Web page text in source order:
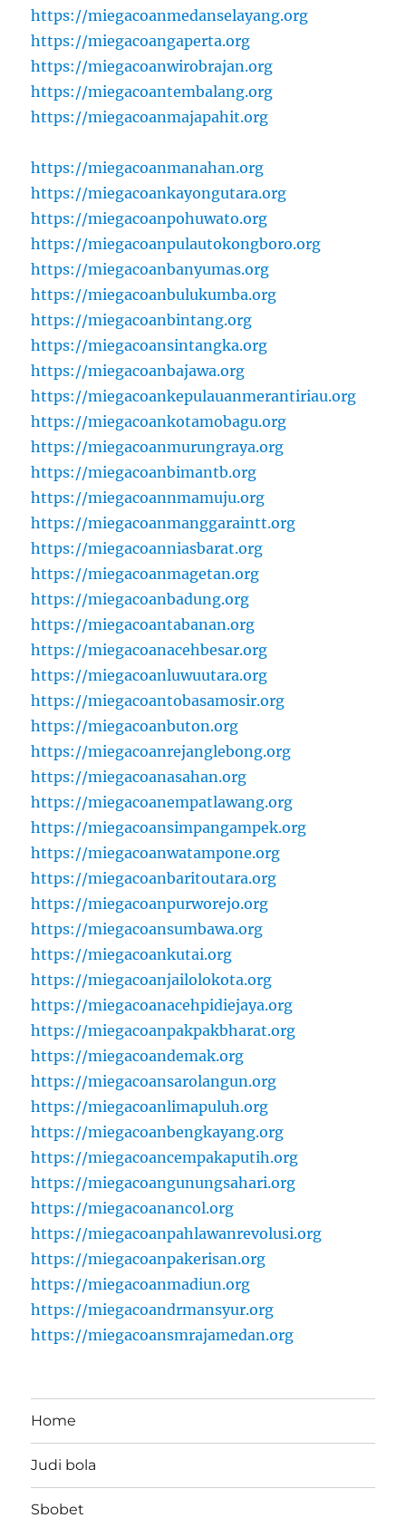
https://miegacoanmedanselayang.org
https://miegacoangaperta.org
https://miegacoanwirobrajan.org
https://miegacoantembalang.org
https://miegacoanmajapahit.org
https://miegacoanmanahan.org
https://miegacoankayongutara.org
https://miegacoanpohuwato.org
https://miegacoanpulautokongboro.org
https://miegacoanbanyumas.org
https://miegacoanbulukumba.org
https://miegacoanbintang.org
https://miegacoansintangka.org
https://miegacoanbajawa.org
https://miegacoankepulauanmerantiriau.org
https://miegacoankotamobagu.org
https://miegacoanmurungraya.org
https://miegacoanbimantb.org
https://miegacoannmamuju.org
https://miegacoanmanggaraintt.org
https://miegacoanniasbarat.org
https://miegacoanmagetan.org
https://miegacoanbadung.org
https://miegacoantabanan.org
https://miegacoanacehbesar.org
https://miegacoanluwuutara.org
https://miegacoantobasamosir.org
https://miegacoanbuton.org
https://miegacoanrejanglebong.org
https://miegacoanasahan.org
https://miegacoanempatlawang.org
https://miegacoansimpangampek.org
https://miegacoanwatampone.org
https://miegacoanbaritoutara.org
https://miegacoanpurworejo.org
https://miegacoansumbawa.org
https://miegacoankutai.org
https://miegacoanjailolokota.org
https://miegacoanacehpidiejaya.org
https://miegacoanpakpakbharat.org
https://miegacoandemak.org
https://miegacoansarolangun.org
https://miegacoanlimapuluh.org
https://miegacoanbengkayang.org
https://miegacoancempakaputih.org
https://miegacoangunungsahari.org
https://miegacoanancol.org
https://miegacoanpahlawanrevolusi.org
https://miegacoanpakerisan.org
https://miegacoanmadiun.org
https://miegacoandrmansyur.org
https://miegacoansmrajamedan.org
Home
Judi bola
Sbobet